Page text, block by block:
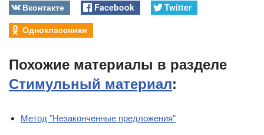
Вконтакте Facebook
Twitter
Одноклассники
Похожие материалы в разделе
Стимульный материал:
Метод "Незаконченные предложения"